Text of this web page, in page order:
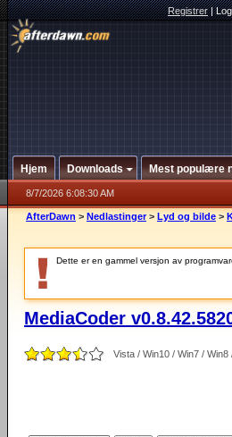
Registrer|
Hjem Downloads Mest populære
8/7/2026 6:08:30 AM
AfterDawn > Nedlastinger > Lyd og bilde >
Dette er en gammel versjon av
MediaCoder
Vista / Win10 / Win7 / Win8